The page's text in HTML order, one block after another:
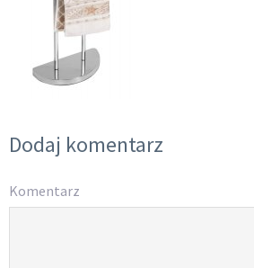
Dodaj komentarz
Komentarz